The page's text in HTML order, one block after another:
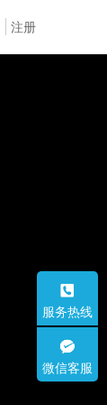
注册
服务热线
微信客服